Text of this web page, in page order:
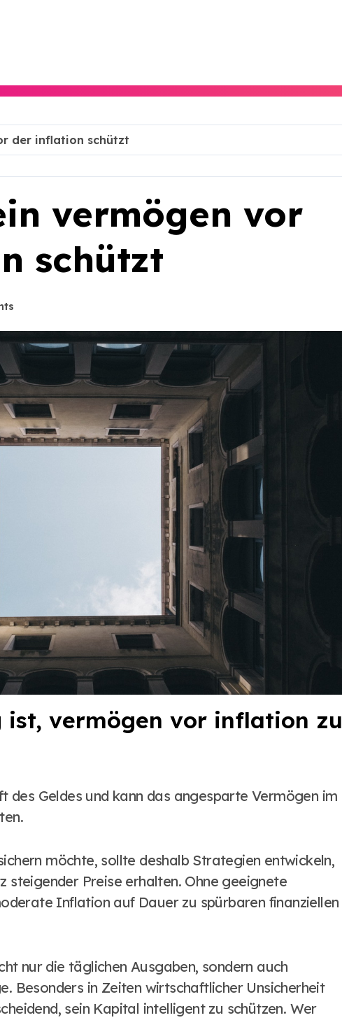
der inflation schützt
vermögen vor
schützt
ist, vermögen vor inflation zu
Geldes und kann das angesparte Vermögen im
möchte, sollte deshalb Strategien entwickeln,
steigender Preise erhalten. Ohne geeignete
Inflation auf Dauer zu spürbaren finanziellen
nur die täglichen Ausgaben, sondern auch
Besonders in Zeiten wirtschaftlicher Unsicherheit
sein Kapital intelligent zu schützen. Wer